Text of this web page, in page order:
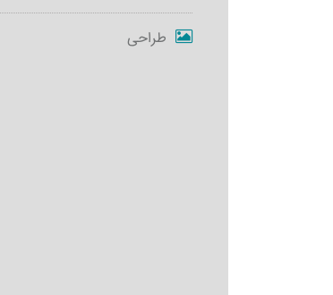
طراحی